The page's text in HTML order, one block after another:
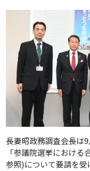
長妻昭政務調査会長は
「参議院選挙におけ
参照)について要請を受